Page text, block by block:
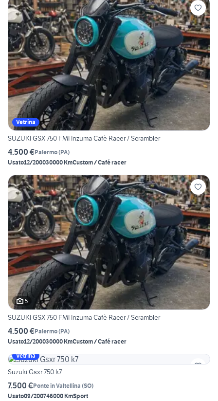
Vetrina
SUZUKI GSX 750 FMI Inzuma Cafè Racer / Scrambler
4.500 €Palermo(PA)
Usato12/200030000 KmCustom / Café racer
5
SUZUKI GSX 750 FMI Inzuma Cafè Racer / Scrambler
4.500 €Palermo(PA)
Usato12/200030000 KmCustom / Café racer
Vetrina
Suzuki Gsxr 750 k7
7.500 €Ponte in Valtellina (SO)
Usato09/200746000 KmSport